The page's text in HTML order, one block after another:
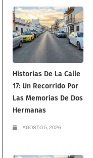
Historias De La Calle
17: Un Recorrido Por
Las Memorias De Dos
Hermanas
AGOSTO 5, 2026